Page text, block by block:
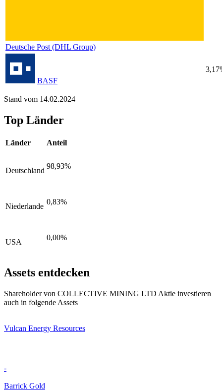
Deutsche Post (DHL Group)
BASF
Stand vom 14.02.2024
Top Länder
Länder Anteil
Deutschland
98,93%
Niederlande
0,83%
USA
0,00%
Assets entdecken
Shareholder von COLLECTIVE MINING LTD Aktie investieren
auch in folgende Assets
Vulcan Energy Resources
-
Barrick Gold